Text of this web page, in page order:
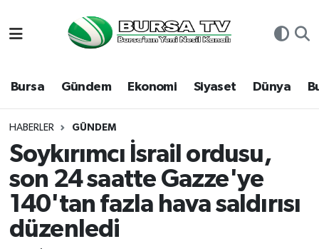
Bursa Gündem Ekonomi Siyaset Dünya
HABERLER GÜNDEM
Soykırımcı İsrail ordusu,
son 24 saatte Gazze'ye
140'tan fazla hava saldırısı
düzenledi
Bursa
Dünya
Eğitim
Ekonomi
Genel
Hava Durumu
Namaz Vakitleri
Trafik Durumu
Süper Lig Puan Durumu ve Fikstür
Tüm Manşetler